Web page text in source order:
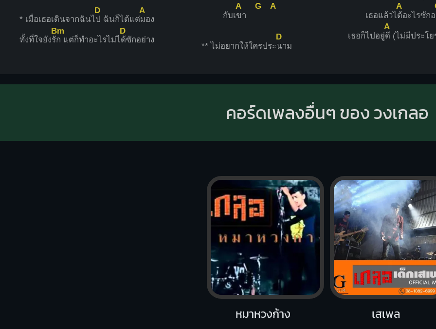
* เมื่อเธอเดินจากฉันไ
D
ป ฉันก็ได้แต่
A
มอง
ทั้งที่ใจยังรั
Bm
ก แต่ก็ทำอะไรไม่ไ
D
ด้ซักอย่าง
กับเ
A
ขา
G A
** ไม่อยากให้ใครประ
D
นาม
เธอแล้วไ
A
ด้อะไรซักอ
เธอก็ไปอยู่
A
ดี (ไม่มีประโ
คอร์ดเพลงอื่นๆ ของ วงเกลอ
หมาหวงก้าง เสเพล